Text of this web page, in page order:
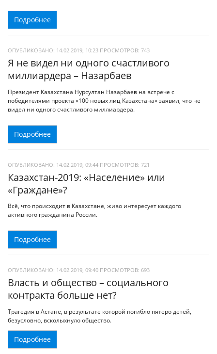
Подробнее
ОПУБЛИКОВАНО: 14.02.2019, 10:23 ПРОСМОТРОВ: 743
Я не видел ни одного счастливого
миллиардера – Назарбаев
Президент Казахстана Нурсултан Назарбаев на встрече с
победителями проекта «100 новых лиц Казахстана» заявил, что не
видел ни одного счастливого миллиардера.
Подробнее
ОПУБЛИКОВАНО: 14.02.2019, 09:44 ПРОСМОТРОВ: 721
Казахстан-2019: «Население» или
«Граждане»?
Всё, что происходит в Казахстане, живо интересует каждого
активного гражданина России.
Подробнее
ОПУБЛИКОВАНО: 14.02.2019, 09:40 ПРОСМОТРОВ: 693
Власть и общество – социального
контракта больше нет?
Трагедия в Астане, в результате которой погибло пятеро детей,
безусловно, всколыхнуло общество.
Подробнее